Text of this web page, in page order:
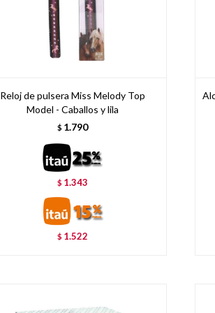
Reloj de pulsera Miss Melody Top
Model - Caballos y lila
$ 1.790
$ 1.343
$ 1.522